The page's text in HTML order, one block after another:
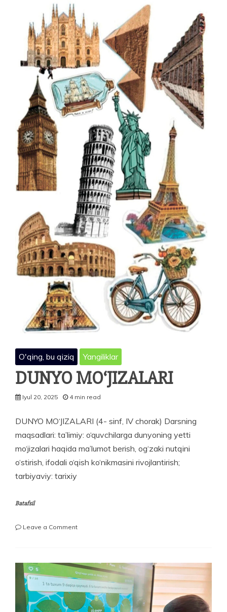
ОСТАЛИСЬ
O'qing, bu qiziq Yangiliklar
DUNYO MO‘JIZALARI
Iyul 20, 2025 4 min read
DUNYO MO‘JIZALARI (4- sinf, IV chorak) Darsning
maqsadlari: ta’limiy: o‘quvchilarga dunyoning yetti
mo‘jizalari haqida ma’lumot berish, og‘zaki nutqini
o‘stirish, ifodali o‘qish ko‘nikmasini rivojlantirish;
tarbiyaviy: tarixiy
Batafsil
Leave a Commenton